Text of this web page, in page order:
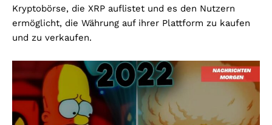
Kryptobörse, die XRP auflistet und es den Nutzern
ermöglicht, die Währung auf ihrer Plattform zu kaufen
und zu verkaufen.